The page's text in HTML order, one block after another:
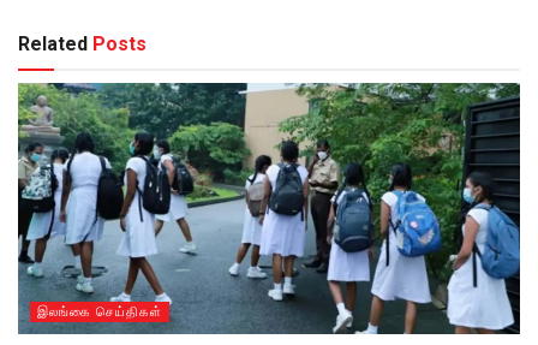
Related Posts
இலங்கை செய்திகள்